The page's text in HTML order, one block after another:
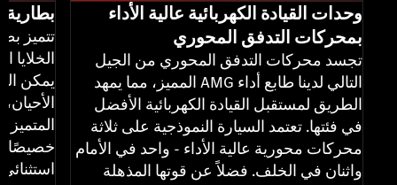
وحدات القيادة الكهربائية عالية الأداء
بمحركات التدفق المحوري
تجسد محركات التدفق المحوري من الجيل
التالي لدينا طابع أداء AMG المميز، مما يمهد
الطريق لمستقبل القيادة الكهربائية الأفضل
في فئتها. تعتمد السيارة النموذجية على ثلاثة
محركات محورية عالية الأداء - واحد في الأمام
واثنان في الخلف. فضلاً عن قوتها المذهلة
بطارية AMG الكهربائية عالية الأداء
الخلايا
يمكن
المتميز
خصيصًا